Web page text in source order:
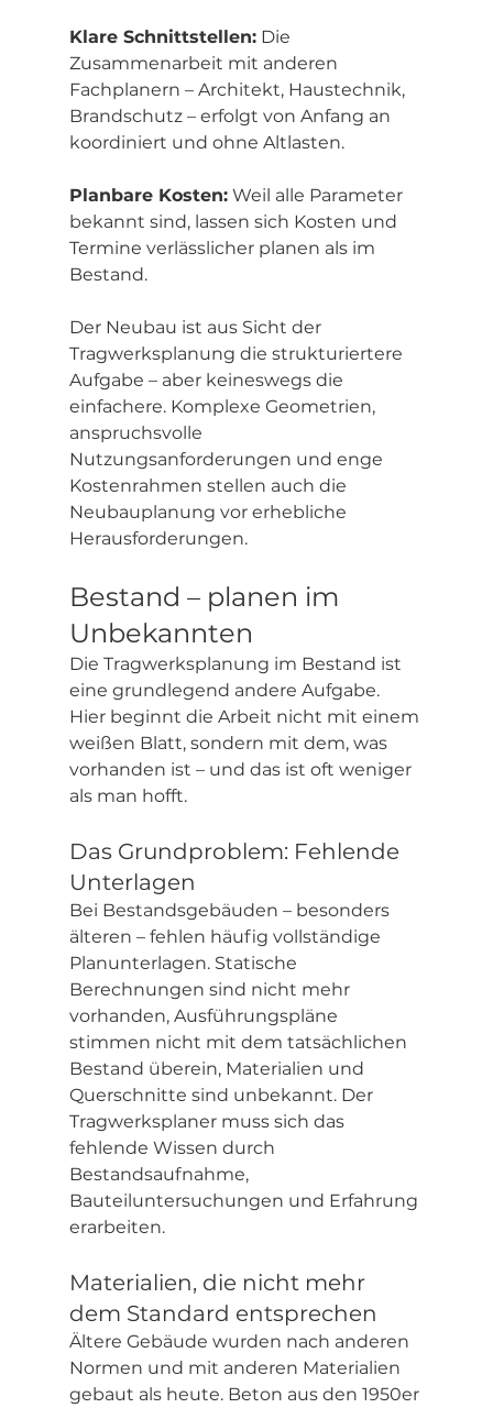
Klare Schnittstellen: Die
Zusammenarbeit mit anderen
Fachplanern – Architekt, Haustechnik,
Brandschutz – erfolgt von Anfang an
koordiniert und ohne Altlasten.
Planbare Kosten: Weil alle Parameter
bekannt sind, lassen sich Kosten und
Termine verlässlicher planen als im
Bestand.
Der Neubau ist aus Sicht der
Tragwerksplanung die strukturiertere
Aufgabe – aber keineswegs die
einfachere. Komplexe Geometrien,
anspruchsvolle
Nutzungsanforderungen und enge
Kostenrahmen stellen auch die
Neubauplanung vor erhebliche
Herausforderungen.
Bestand – planen im
Unbekannten
Die Tragwerksplanung im Bestand ist
eine grundlegend andere Aufgabe.
Hier beginnt die Arbeit nicht mit einem
weißen Blatt, sondern mit dem, was
vorhanden ist – und das ist oft weniger
als man hofft.
Das Grundproblem: Fehlende
Unterlagen
Bei Bestandsgebäuden – besonders
älteren – fehlen häufig vollständige
Planunterlagen. Statische
Berechnungen sind nicht mehr
vorhanden, Ausführungspläne
stimmen nicht mit dem tatsächlichen
Bestand überein, Materialien und
Querschnitte sind unbekannt. Der
Tragwerksplaner muss sich das
fehlende Wissen durch
Bestandsaufnahme,
Bauteiluntersuchungen und Erfahrung
erarbeiten.
Materialien, die nicht mehr
dem Standard entsprechen
Ältere Gebäude wurden nach anderen
Normen und mit anderen Materialien
gebaut als heute. Beton aus den 1950er